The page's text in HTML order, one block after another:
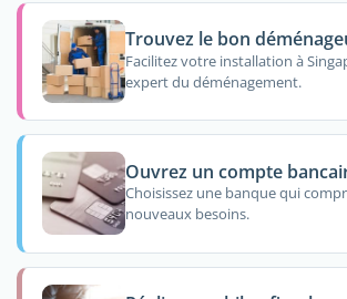
Trouvez le bon
Facilitez votre installation à
expert du déménagement.
Ouvrez un compte
Choisissez une banque qui
nouveaux besoins.